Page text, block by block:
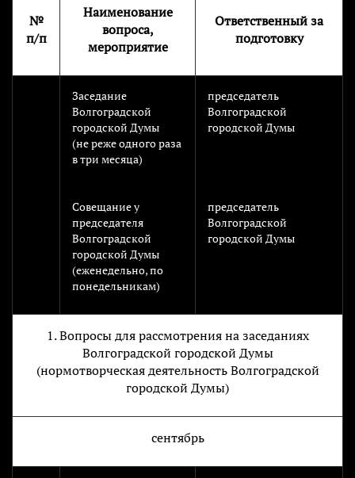
№
п/п
Наименование
вопроса,
мероприятие
Ответственный за
подготовку
Заседание
Волгоградской
городской Думы
(не реже одного раза
в три месяца)
председатель
Волгоградской
городской Думы
Совещание у
председателя
Волгоградской
городской Думы
(еженедельно, по
понедельникам)
председатель
Волгоградской
городской Думы
1. Вопросы для рассмотрения на заседаниях
Волгоградской городской Думы
(нормотворческая деятельность Волгоградской
городской Думы)
сентябрь